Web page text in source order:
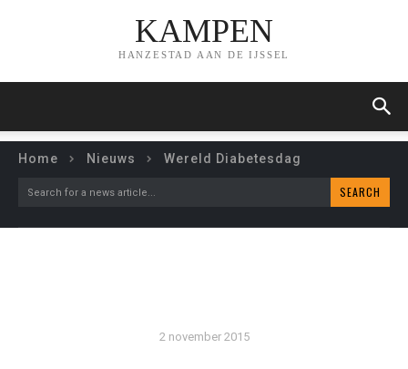
KAMPEN
HANZESTAD AAN DE IJSSEL
Home Nieuws Wereld Diabetesdag
Search for a news article... SEARCH
2 november 2015